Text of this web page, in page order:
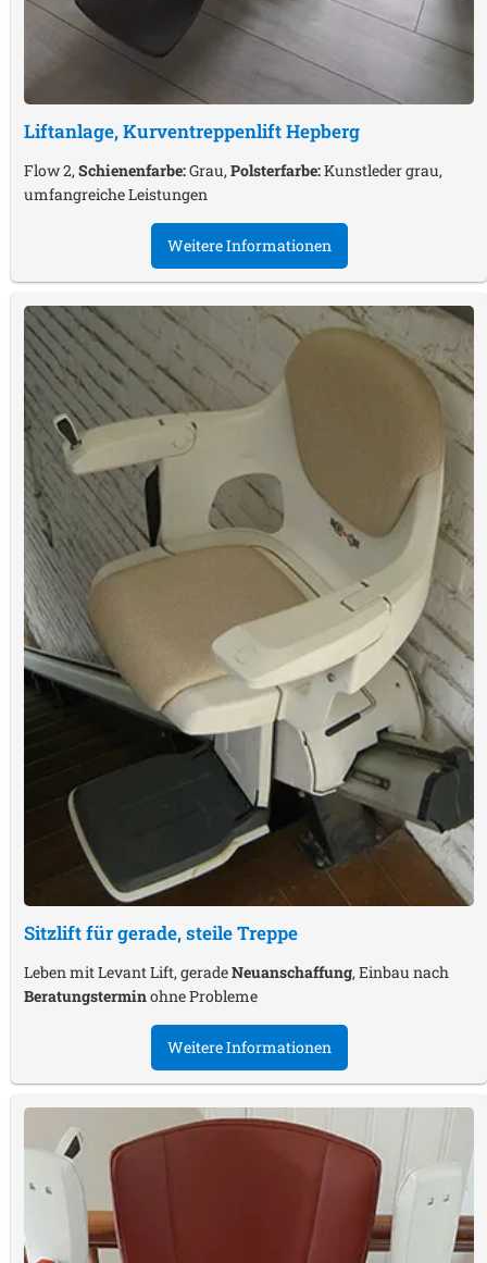
Liftanlage, KurventreppenliftHepberg
Flow 2,Schienenfarbe:Grau,Polsterfarbe:Kunstleder grau,
umfangreiche Leistungen
Weitere Informationen
Sitzlift für gerade, steile Treppe
Leben mit Levant Lift, geradeNeuanschaffung, Einbau nach
Beratungsterminohne Probleme
Weitere Informationen